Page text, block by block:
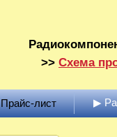
>> Схема
Прайс-лист ▶